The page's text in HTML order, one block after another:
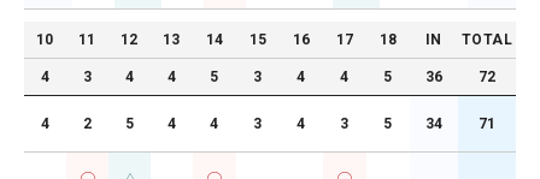
10 11 12 13 14 15 16 17 18 IN TOTAL
4 3 4 4 5 3 4 4 5 36 72
4 2 5 4 4 3 4 3 5 34 71